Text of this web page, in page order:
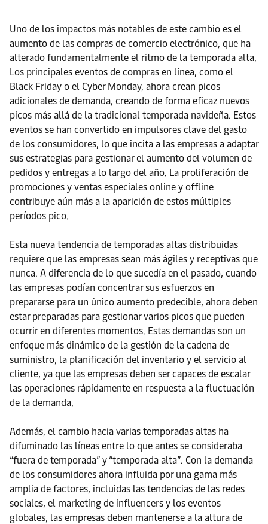
Uno de los impactos más notables de este cambio es el
aumento de las compras de comercio electrónico, que ha
alterado fundamentalmente el ritmo de la temporada alta.
Los principales eventos de compras en línea, como el
Black Friday o el Cyber Monday, ahora crean picos
adicionales de demanda, creando de forma eficaz nuevos
picos más allá de la tradicional temporada navideña. Estos
eventos se han convertido en impulsores clave del gasto
de los consumidores, lo que incita a las empresas a adaptar
sus estrategias para gestionar el aumento del volumen de
pedidos y entregas a lo largo del año. La proliferación de
promociones y ventas especiales online y offline
contribuye aún más a la aparición de estos múltiples
períodos pico.
Esta nueva tendencia de temporadas altas distribuidas
requiere que las empresas sean más ágiles y receptivas que
nunca. A diferencia de lo que sucedía en el pasado, cuando
las empresas podían concentrar sus esfuerzos en
prepararse para un único aumento predecible, ahora deben
estar preparadas para gestionar varios picos que pueden
ocurrir en diferentes momentos. Estas demandas son un
enfoque más dinámico de la gestión de la cadena de
suministro, la planificación del inventario y el servicio al
cliente, ya que las empresas deben ser capaces de escalar
las operaciones rápidamente en respuesta a la fluctuación
de la demanda.
Además, el cambio hacia varias temporadas altas ha
difuminado las líneas entre lo que antes se consideraba
“fuera de temporada” y “temporada alta”. Con la demanda
de los consumidores ahora influida por una gama más
amplia de factores, incluidas las tendencias de las redes
sociales, el marketing de influencers y los eventos
globales, las empresas deben mantenerse a la altura de